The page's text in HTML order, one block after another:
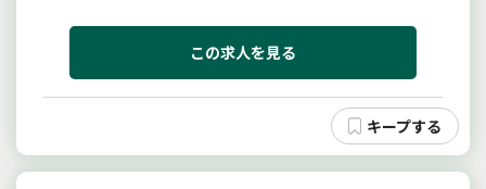
外出レク等）。※介護、障害福祉分野経験者、介護福
祉士資格お持ちの方歓迎！※未経験者でも応募可能！
この求人を見る